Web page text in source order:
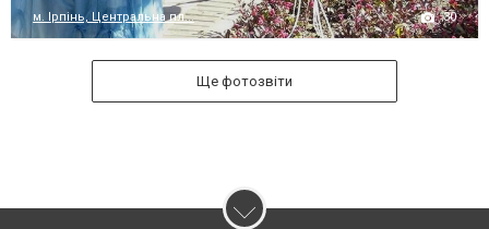
м. Ірпінь, Центральна пл... 30
Ще фотозвіти